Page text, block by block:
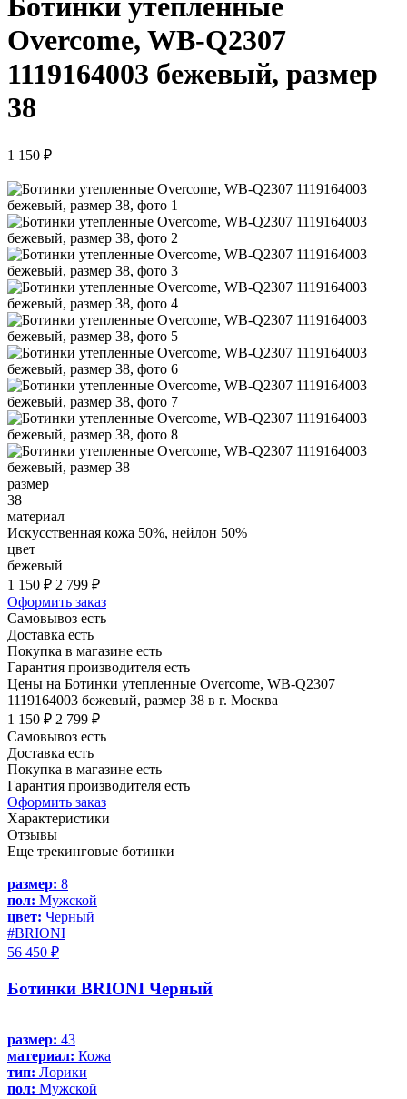
Ботинки утепленные
Overcome, WB-Q2307
1119164003 бежевый, размер
38
1 150 ₽
размер
38
материал
Искусственная кожа 50%, нейлон 50%
цвет
бежевый
1 150 ₽ 2 799 ₽
Оформить заказ
Самовывоз есть
Доставка есть
Покупка в магазине есть
Гарантия производителя есть
Цены на Ботинки утепленные Overcome, WB-Q2307
1119164003 бежевый, размер 38 в г. Москва
1 150 ₽ 2 799 ₽
Самовывоз есть
Доставка есть
Покупка в магазине есть
Гарантия производителя есть
Оформить заказ
Характеристики
Отзывы
Еще трекинговые ботинки
размер: 8
пол: Мужской
цвет: Черный
#BRIONI
56 450 ₽
Ботинки BRIONI Черный
размер: 43
материал: Кожа
тип: Лорики
пол: Мужской